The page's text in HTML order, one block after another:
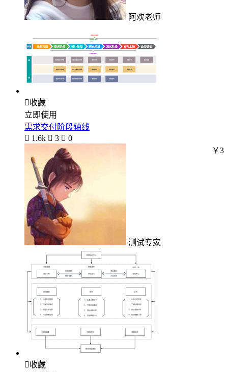
阿欢老师
收藏
立即使用
需求交付阶段轴线
 1.6k  3  0
测试专家
￥3
收藏